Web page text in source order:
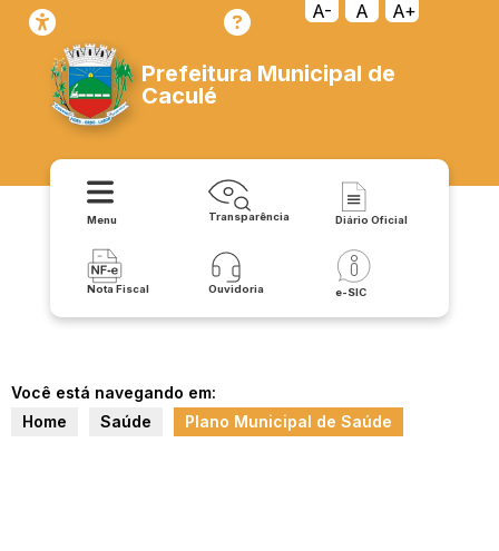
A- A A+
Prefeitura Municipal de
Caculé
Menu Transparência Diário Oficial
Nota Fiscal Ouvidoria e-SIC
Você está navegando em:
Home
Saúde Plano Municipal de Saúde